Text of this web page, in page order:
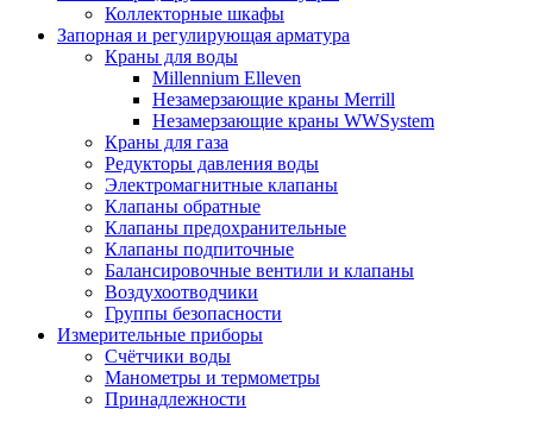
Коллекторные шкафы
Запорная и регулирующая арматура
Краны для воды
Millennium Elleven
Незамерзающие краны Merrill
Незамерзающие краны WWSystem
Краны для газа
Редукторы давления воды
Электромагнитные клапаны
Клапаны обратные
Клапаны предохранительные
Клапаны подпиточные
Балансировочные вентили и клапаны
Воздухоотводчики
Группы безопасности
Измерительные приборы
Счётчики воды
Манометры и термометры
Принадлежности